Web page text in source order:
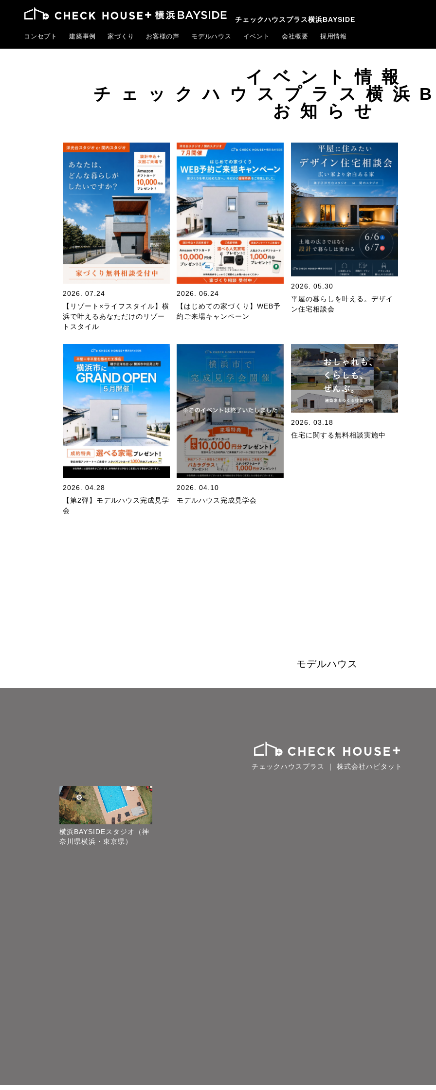
チェックハウスプラス横浜BAYSIDE
コンセプト 建築事例 家づくり お客様の声 モデルハウス イベント 会社概要 採用情報
イベント情報
チェックハウスプラス横
お知らせ
2026. 07.24
【リゾート×ライフスタイル】横
浜で叶えるあなただけのリゾー
トスタイル
2026. 06.24
【はじめての家づくり】WEB予
約ご来場キャンペーン
2026. 05.30
平屋の暮らしを叶える。デザイ
ン住宅相談会
2026. 04.28
【第2弾】モデルハウス完成見学
会
2026. 04.10
モデルハウス完成見学会
2026. 03.18
住宅に関する無料相談実施中
モデルハウス
チェックハウスプラス ｜ 株式会社ハビタット
横浜BAYSIDEスタジオ（神
奈川県横浜・東京県）